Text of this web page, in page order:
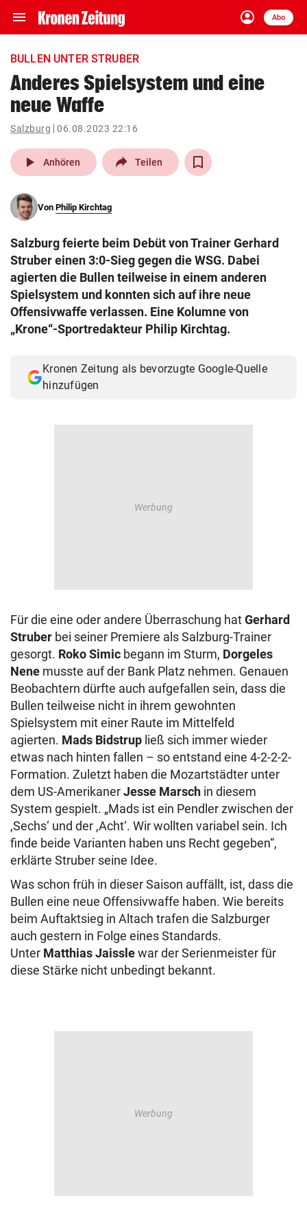
menu Navigation
ein-/ausklappen
account_circle
Anmelden
Abo
close Schließen
account_circle Anmelden
pin_drop
Wien arrow_right
search
eingeben
Muthgasse 2, 1190 Wien
BULLEN UNTER STRUBER
Anderes Spielsystem und eine
neue Waffe
Salzburg 06.08.2023 22:16
play_arrow Anhören Teilen
Von Philip Kirchtag
Salzburg feierte beim Debüt von Trainer Gerhard
Struber einen 3:0-Sieg gegen die WSG. Dabei
agierten die Bullen teilweise in einem anderen
Spielsystem und konnten sich auf ihre neue
Offensivwaffe verlassen. Eine Kolumne von
„Krone“-Sportredakteur Philip Kirchtag.
Kronen Zeitung als bevorzugte Google-Quelle
hinzufügen
Für die eine oder andere Überraschung hatGerhard
Struber bei seiner Premiere als Salzburg-Trainer
gesorgt. Roko Simic begann im Sturm, Dorgeles
Nene musste auf der Bank Platz nehmen. Genauen
Beobachtern dürfte auch aufgefallen sein, dass die
Bullen teilweise nicht in ihrem gewohnten
Spielsystem mit einer Raute im Mittelfeld
agierten. Mads Bidstrup ließ sich immer wieder
etwas nach hinten fallen – so entstand eine 4-2-2-2-
Formation. Zuletzt haben die Mozartstädter unter
dem US-AmerikanerJesse Marsch in diesem
System gespielt. „Mads ist ein Pendler zwischen der
,Sechs‘ und der ,Acht‘. Wir wollten variabel sein. Ich
finde beide Varianten haben uns Recht gegeben“,
erklärte Struber seine Idee.
Was schon früh in dieser Saison auffällt, ist, dass die
Bullen eine neue Offensivwaffe haben. Wie bereits
beim Auftaktsieg in Altach trafen die Salzburger
auch gestern in Folge eines Standards.
Unter Matthias Jaisslewar der Serienmeister für
diese Stärke nicht unbedingt bekannt.